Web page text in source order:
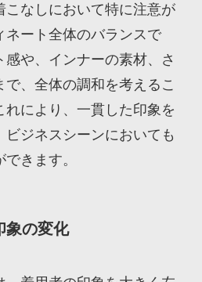
こなしにおいて特に注意が
ネート全体のバランスで
や、インナーの素材、さ
、全体の調和を考えるこ
れにより、一貫した印象を
ジネスシーンにおいても
きます。
象の変化